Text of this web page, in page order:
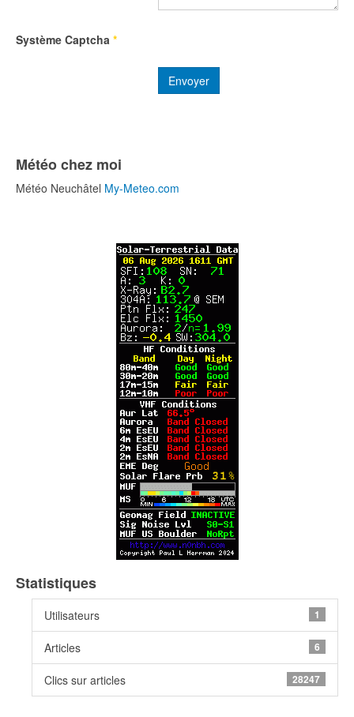
Système Captcha *
Envoyer
Météo chez moi
Météo Neuchâtel My-Meteo.com
Statistiques
Utilisateurs 1
Articles 6
Clics sur articles 28247